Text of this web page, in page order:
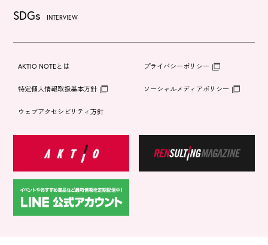
SDGs INTERVIEW
AKTIO NOTEとは プライバシーポリシー
特定個人情報取扱基本方針 ソーシャルメディアポリシー
ウェブアクセシビリティ方針